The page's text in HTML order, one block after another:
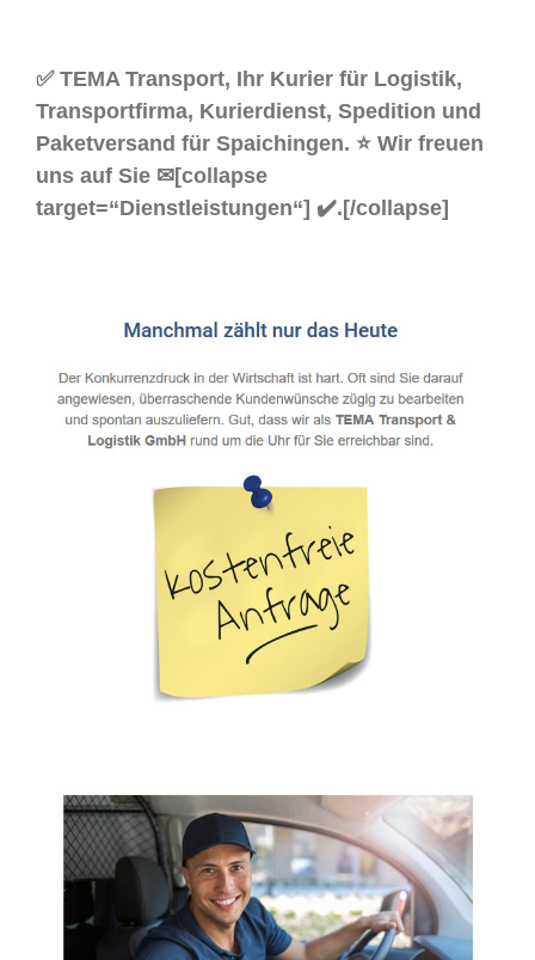
✅ TEMA Transport, Ihr Kurier für Logistik,
Transportfirma, Kurierdienst, Spedition und
Paketversand für Spaichingen. ⭐ Wir freuen
uns auf Sie ✉[collapse
target=“Dienstleistungen“] ✔️.[/collapse]